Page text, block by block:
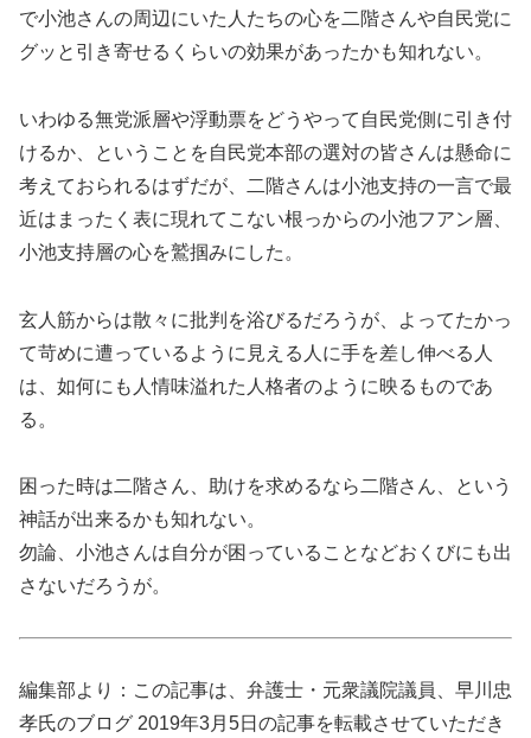
で小池さんの周辺にいた人たちの心を二階さんや自民党に
グッと引き寄せるくらいの効果があったかも知れない。
いわゆる無党派層や浮動票をどうやって自民党側に引き付
けるか、ということを自民党本部の選対の皆さんは懸命に
考えておられるはずだが、二階さんは小池支持の一言で最
近はまったく表に現れてこない根っからの小池フアン層、
小池支持層の心を鷲掴みにした。
玄人筋からは散々に批判を浴びるだろうが、よってたかっ
て苛めに遭っているように見える人に手を差し伸べる人
は、如何にも人情味溢れた人格者のように映るものであ
る。
困った時は二階さん、助けを求めるなら二階さん、という
神話が出来るかも知れない。
勿論、小池さんは自分が困っていることなどおくびにも出
さないだろうが。
編集部より：この記事は、弁護士・元衆議院議員、早川忠
孝氏のブログ 2019年3月5日の記事を転載させていただき